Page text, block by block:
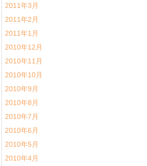
2011年3月
2011年2月
2011年1月
2010年12月
2010年11月
2010年10月
2010年9月
2010年8月
2010年7月
2010年6月
2010年5月
2010年4月